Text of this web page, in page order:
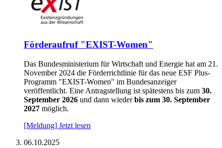
För­der­auf­ruf "EXIST-Wo­men"
Das Bundesministerium für Wirtschaft und Energie hat am 21.
November 2024 die Förderrichtlinie für das neue ESF Plus-
Programm "EXIST-Women" im Bundesanzeiger
veröffentlicht. Eine Antragstellung ist spätestens bis zum 30.
September 2026 und dann wiederbis zum 30. September
2027 möglich.
[Meldung] Jetzt lesen
06.10.2025